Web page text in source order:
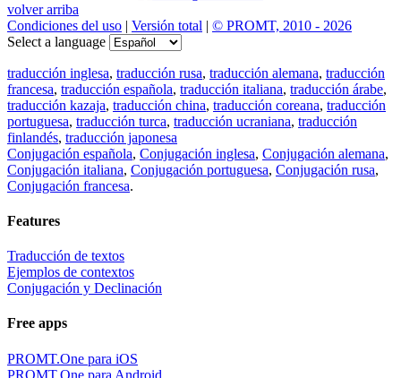
volver arriba
Condiciones del uso | Versión total | © PROMT, 2010 - 2026
Select a language
traducción inglesa, traducción rusa, traducción alemana, traducción
francesa, traducción española, traducción italiana, traducción árabe,
traducción kazaja, traducción china, traducción coreana, traducción
portuguesa, traducción turca, traducción ucraniana, traducción
finlandés, traducción japonesa
Conjugación española, Conjugación inglesa, Conjugación alemana,
Conjugación italiana, Conjugación portuguesa, Conjugación rusa,
Conjugación francesa.
Features
Traducción de textos
Ejemplos de contextos
Conjugación y Declinación
Free apps
PROMT.One para iOS
PROMT.One para Android